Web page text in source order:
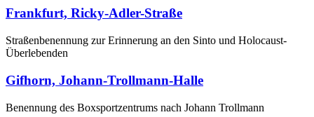
Frankfurt, Ricky-Adler-Straße
Straßenbenennung zur Erinnerung an den Sinto und Holocaust-
Überlebenden
Gifhorn, Johann-Trollmann-Halle
Benennung des Boxsportzentrums nach Johann Trollmann